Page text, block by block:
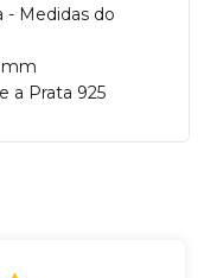
- Medidas do
mm
a Prata 925